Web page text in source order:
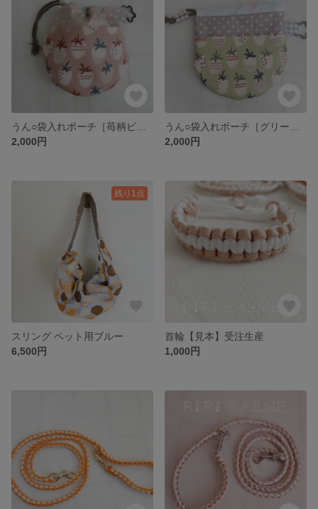
2,000円
2,000円
残り1点
スリング ペット用ブルー
6,500円
首輪【見本】受注生産
1,000円